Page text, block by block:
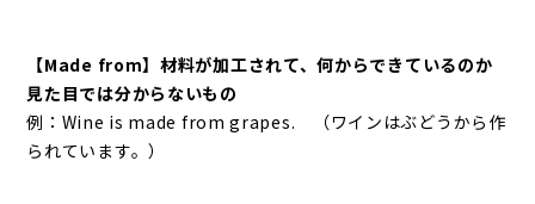
【Made from】材料が加工されて、何からできているのか
見た目では分からないもの
例：Wine is made from grapes. （ワインはぶどうから作
られています。）